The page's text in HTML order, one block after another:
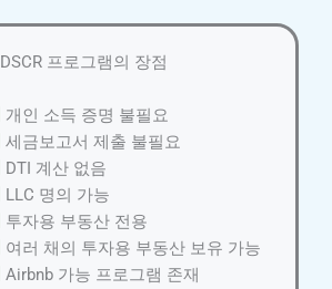
DSCR 프로그램의 장점
개인 소득 증명 불필요
세금보고서 제출 불필요
DTI 계산 없음
LLC 명의 가능
투자용 부동산 전용
여러 채의 투자용 부동산 보유 가능
Airbnb 가능 프로그램 존재